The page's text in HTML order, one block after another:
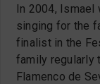
In 2004, Ismael
singing for the
finalist in the
family regularly
Flamenco de